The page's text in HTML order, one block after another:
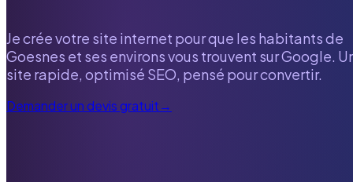
Je crée votre site internet pour que les habitants de
Goesnes et ses environs vous trouvent sur Google.
site rapide, optimisé SEO, pensé pour convertir.
Demander un devis gratuit→